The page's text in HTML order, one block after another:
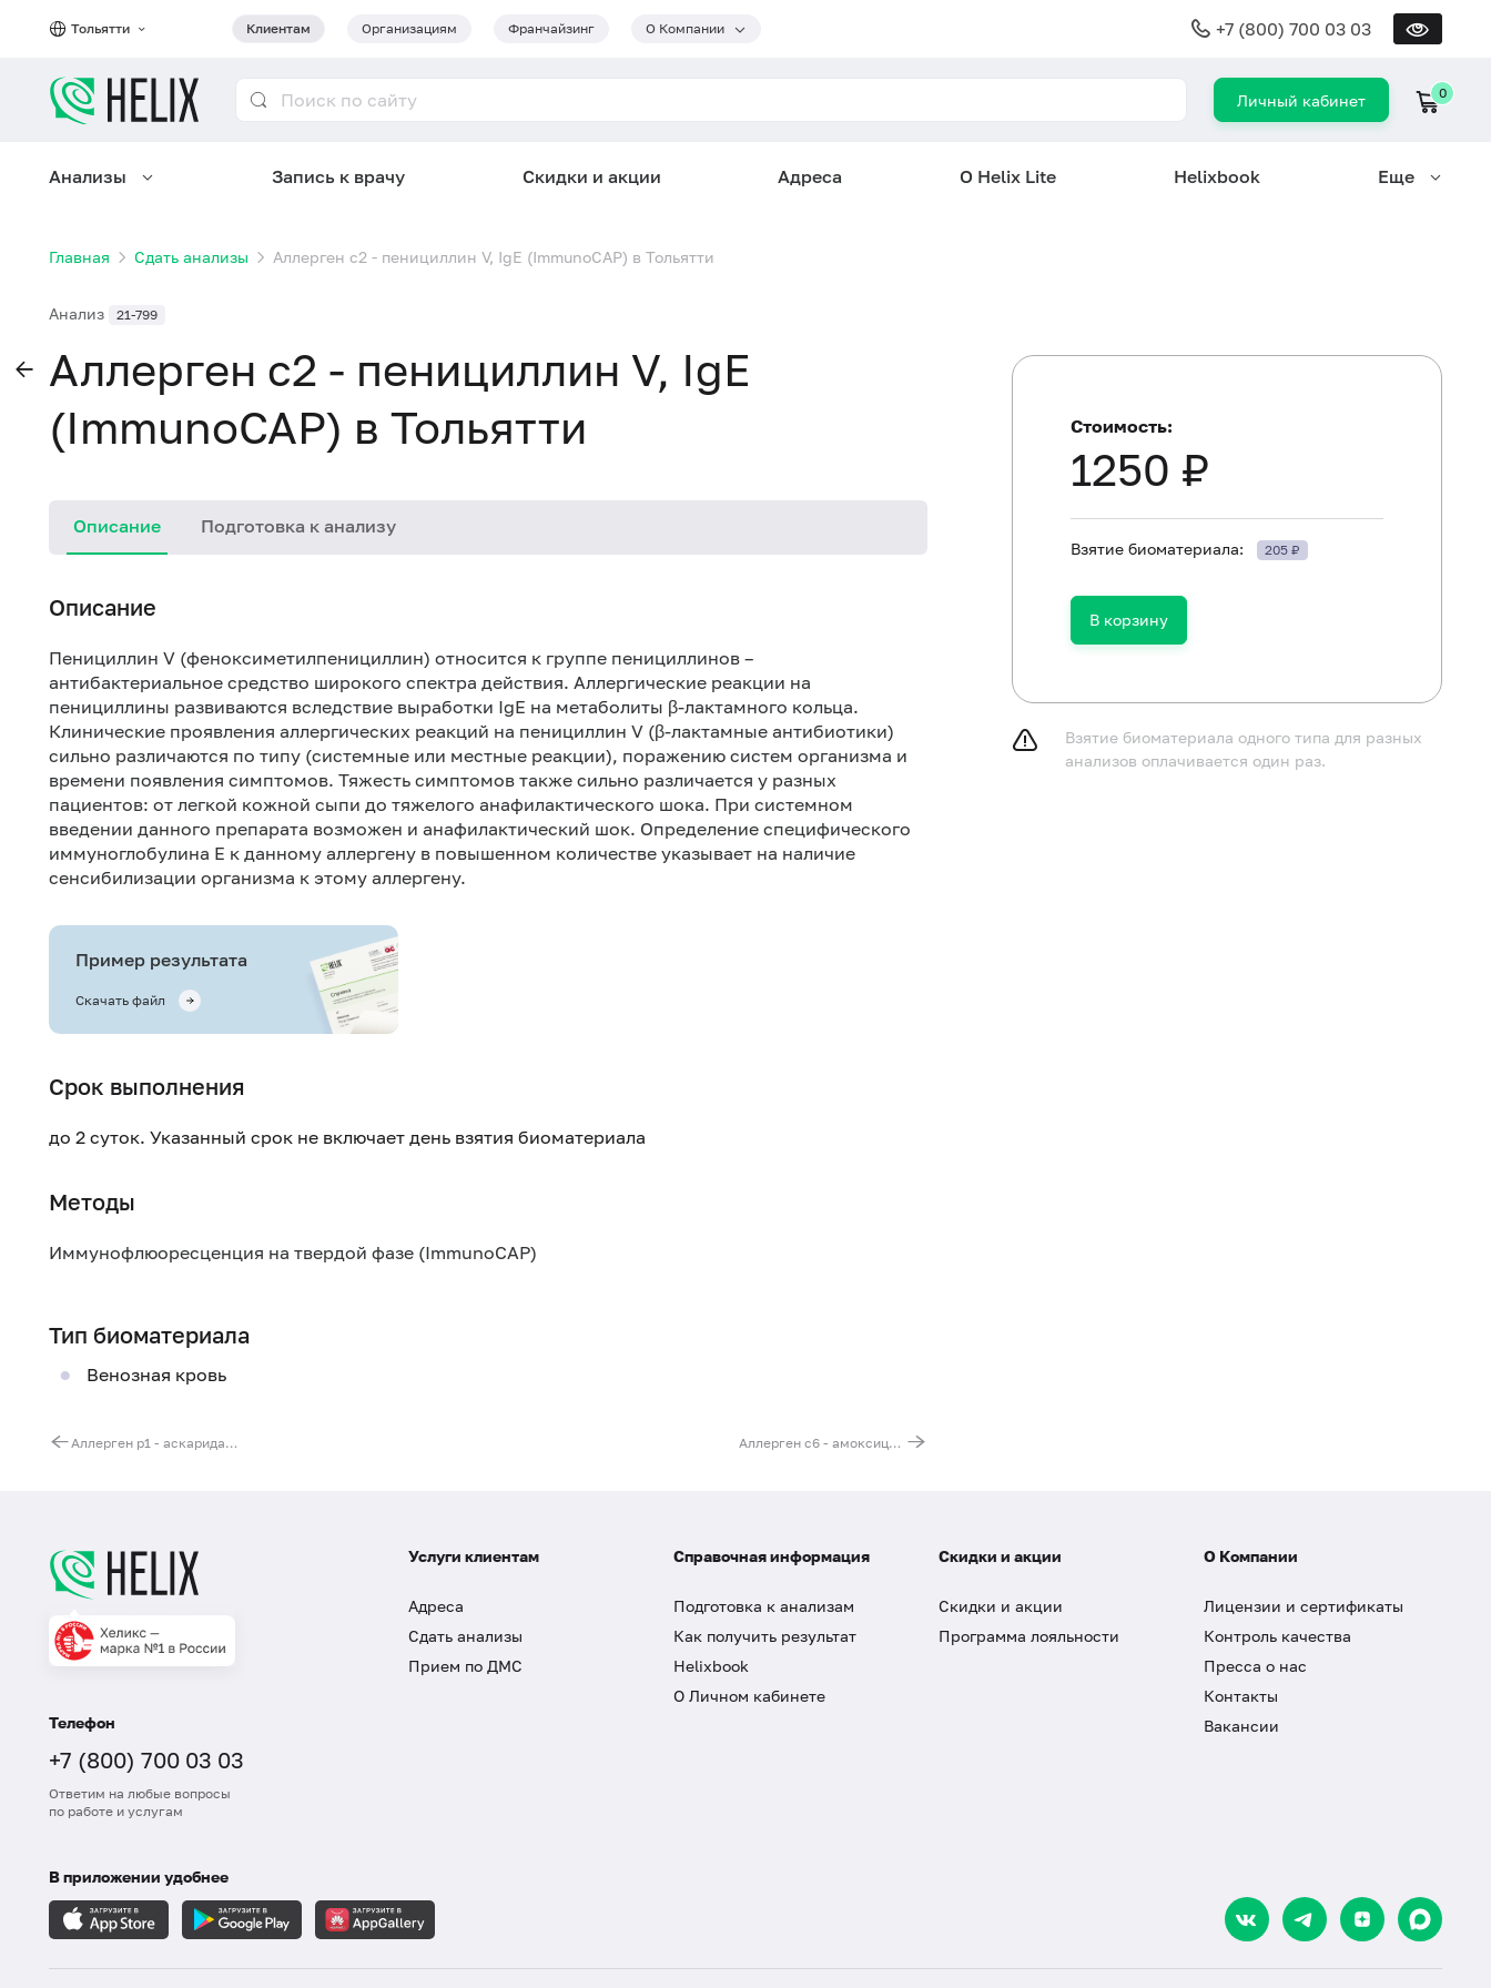
Тольятти Клиентам Организациям Франчайзинг О Компании +7 (800) 700 03 03
Личный кабинет 0
Анализы Запись к врачу Скидки и акции Адреса О Helix Lite Helixbook Еще
Главная Сдать анализы Аллерген c2 - пенициллин V, IgE (ImmunoCAP) в Тольятти
Анализ 21-799
Аллерген c2 - пенициллин V, IgE
(ImmunoCAP) в Тольятти
Описание Подготовка к анализу
Описание
Пенициллин V (феноксиметилпенициллин) относится к группе пенициллинов –
антибактериальное средство широкого спектра действия. Аллергические реакции на
пенициллины развиваются вследствие выработки IgE на метаболиты β-лактамного кольца.
Клинические проявления аллергических реакций на пенициллин V (β-лактамные антибиотики)
сильно различаются по типу (системные или местные реакции), поражению систем организма и
времени появления симптомов. Тяжесть симптомов также сильно различается у разных
пациентов: от легкой кожной сыпи до тяжелого анафилактического шока. При системном
введении данного препарата возможен и анафилактический шок. Определение специфического
иммуноглобулина Е к данному аллергену в повышенном количестве указывает на наличие
сенсибилизации организма к этому аллергену.
Пример результата
Скачать файл
Срок выполнения
до 2 суток. Указанный срок не включает день взятия биоматериала
Методы
Иммунофлюоресценция на твердой фазе (ImmunoCAP)
Тип биоматериала
Венозная кровь
Аллерген p1 - аскарида (Ascaris lumbricoides), IgE (ImmunoCAP) Аллерген c6 - амоксициллин, IgE (ImmunoCAP)
Не курить в течение 30 минут до исследования.
Стоимость:
1250 ₽
Взятие биоматериала: 205 ₽
В корзину
Взятие биоматериала одного типа для разных
анализов оплачивается один раз.
Телефон
+7 (800) 700 03 03
Ответим на любые вопросы
по работе и услугам
Услуги клиентам
Адреса
Сдать анализы
Прием по ДМС
Справочная информация
Подготовка к анализам
Как получить результат
Helixbook
О Личном кабинете
Скидки и акции
Скидки и акции
Программа лояльности
О Компании
Лицензии и сертификаты
Контроль качества
Пресса о нас
Контакты
Вакансии
В приложении удобнее